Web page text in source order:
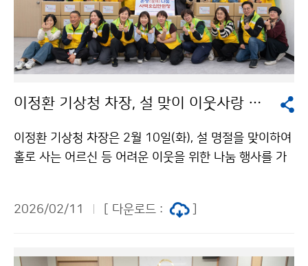
이정환 기상청 차장, 설 맞이 이웃사랑 나눔 실천
이정환 기상청 차장은 2월 10일(화), 설 명절을 맞이하여
홀로 사는 어르신 등 어려운 이웃을 위한 나눔 행사를 가
이 참석하여, 후원금을 기부하고 명절 위문 물품 100세트
2026/02/11 [ 다운로드 :